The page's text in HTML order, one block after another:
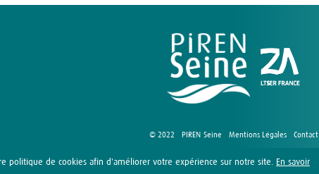
© 2022 - PIREN-Seine - Mentions Légales Contact
politique de cookies afin d'améliorer votre expérience sur notre site. En savoir